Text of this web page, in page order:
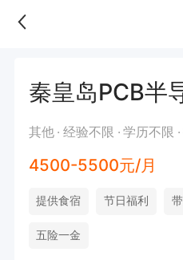
秦皇岛PCB半
其他 经验不限 学历不限
4500-5500元/月
提供食宿 节日福利
五险一金